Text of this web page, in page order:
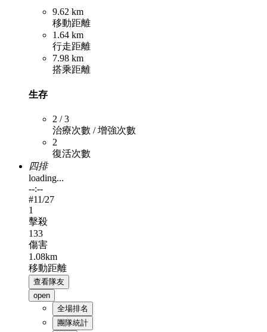
9.62 km
移動距離
1.64 km
行走距離
7.98 km
搭乘距離
生存
2 / 3
治療次數 / 增強次數
2
復活次數
四排
loading...
--:--
#11/27
1
擊殺
133
傷害
1.08km
移動距離
查看隊友
open
全場排名
團隊統計